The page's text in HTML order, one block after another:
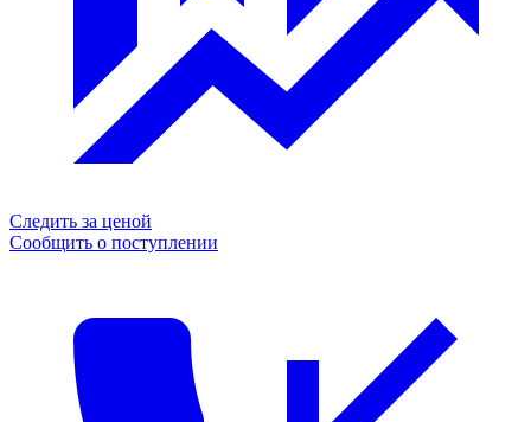
Следить за ценой
Сообщить о поступлении